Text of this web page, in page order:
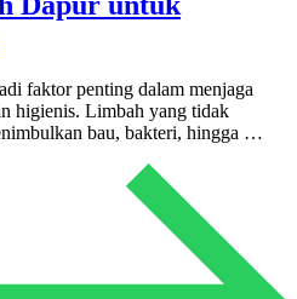
faktor penting dalam menjaga
higienis. Limbah yang tidak
bau, bakteri, hingga …